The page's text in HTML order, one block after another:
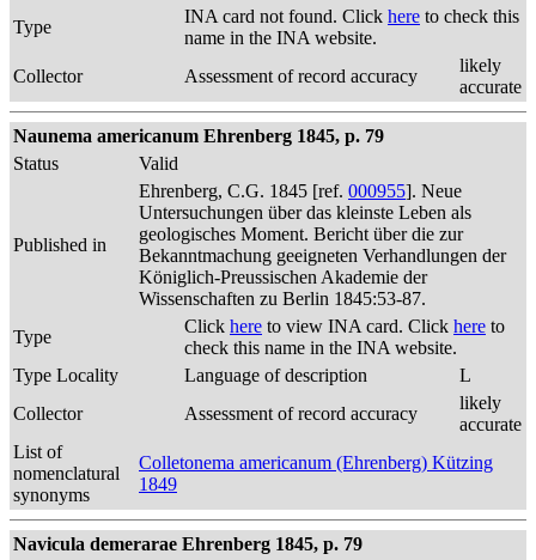
Type
INA card not found. Click here to check this
name in the INA website.
Collector
Assessment of record accuracy
likely
accurate
Naunema americanum Ehrenberg 1845, p. 79
Status
Valid
Published in
Ehrenberg, C.G. 1845 [ref. 000955]. Neue
Untersuchungen über das kleinste Leben als
geologisches Moment. Bericht über die zur
Bekanntmachung geeigneten Verhandlungen der
Königlich-Preussischen Akademie der
Wissenschaften zu Berlin 1845:53-87.
Type
Click here to view INA card. Click here to
check this name in the INA website.
Type Locality
Language of description
L
Collector
Assessment of record accuracy
likely
accurate
List of
nomenclatural
synonyms
Colletonema americanum (Ehrenberg) Kützing
1849
Navicula demerarae Ehrenberg 1845, p. 79